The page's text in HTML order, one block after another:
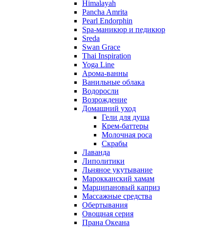
Himalayah
Pancha Amrita
Pearl Endorphin
Spa-маникюр и педикюр
Sreda
Swan Grace
Thai Inspiration
Yoga Line
Арома-ванны
Ванильные облака
Водоросли
Возрождение
Домашний уход
Гели для душа
Крем-баттеры
Молочная роса
Скрабы
Лаванда
Липолитики
Льняное укутывание
Марокканский хамам
Марципановый каприз
Массажные средства
Обертывания
Овощная серия
Прана Океана